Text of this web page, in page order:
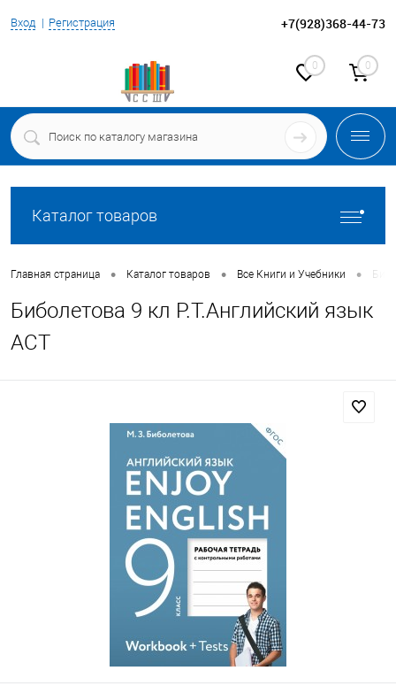
Вход Регистрация +7(928)368-44-73
0 0
Каталог товаров
Главная страница • Каталог товаров • Все Книги и Учебники •
Биболетова 9 кл Р.Т.Английский язык
АСТ